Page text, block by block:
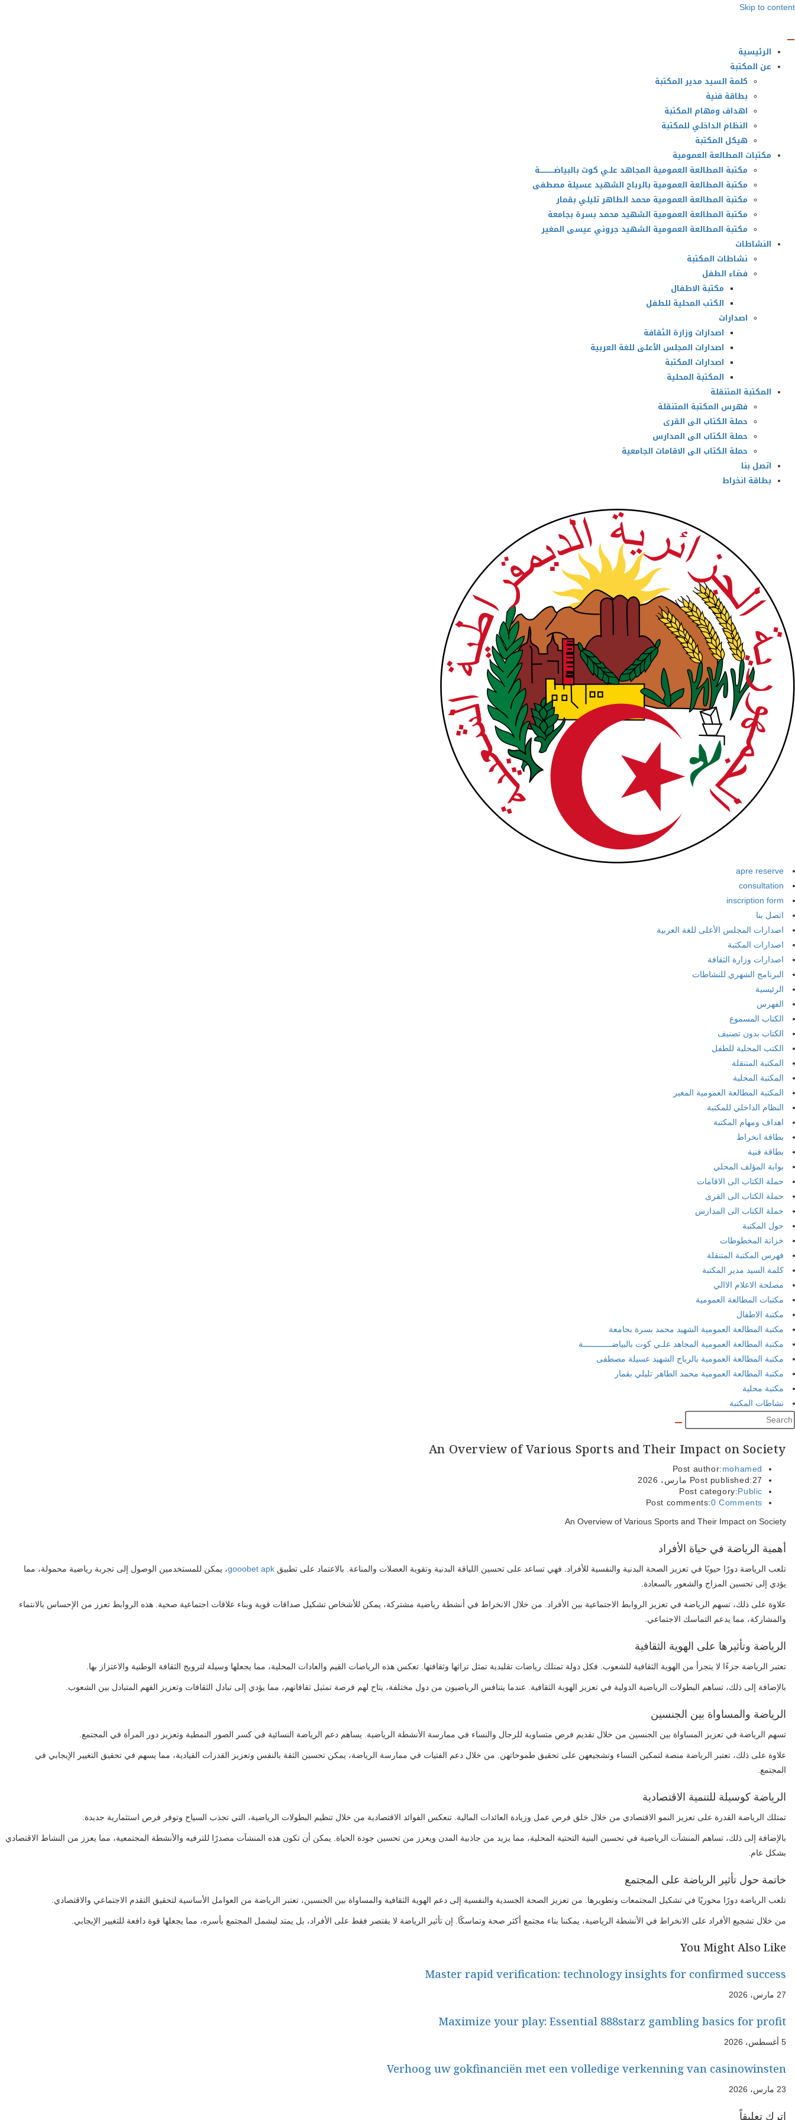
Skip to content
الرئيسية
عن المكتبة
كلمة السيد مدير المكتبة
بطاقة فنية
اهداف ومهام المكتبة
النظام الداخلي للمكتبة
هيكل المكتبة
مكتبات المطالعة العمومية
مكتبة المطالعة العمومية المجاهد علـي كوت بالبياضــــــــــــة
مكتبة المطالعة العمومية بالرباح الشهيد عسيلة مصطفى
مكتبة المطالعة العمومية محمد الطاهر تليلي بقمار
مكتبة المطالعة العمومية الشهيد محمد بسرة بجامعة
مكتبة المطالعة العمومية الشهيد جروني عيسى المغير
النشاطات
نشاطات المكتبة
فضاء الطفل
مكتبة الاطفال
الكتب المحلية للطفل
اصدارات
اصدارات وزارة الثقافة
اصدارات المجلس الأعلى للغة العربية
اصدارات المكتبة
المكتبة المحلية
المكتبة المتنقلة
فهرس المكتبة المتنقلة
حملة الكتاب الى القرى
حملة الكتاب الى المدارس
حملة الكتاب الى الاقامات الجامعية
اتصل بنا
بطاقة انخراط
apre reserve
consultation
inscription form
اتصل بنا
اصدارات المجلس الأعلى للغة العربية
اصدارات المكتبة
اصدارات وزارة الثقافة
البرنامج الشهري للنشاطات
الرئيسية
الفهرس
الكتاب المسموع
الكتاب بدون تصنيف
الكتب المحلية للطفل
المكتبة المتنقلة
المكتبة المحلية
المكتبة المطالعة العمومية المغير
النظام الداخلي للمكتبة
اهداف ومهام المكتبة
بطاقة انخراط
بطاقة فنية
بوابة المؤلف المحلي
حملة الكتاب الى الاقامات
حملة الكتاب الى القرى
حملة الكتاب الى المدارس
حول المكتبة
خزانة المخطوطات
فهرس المكتبة المتنقلة
كلمة السيد مدير المكتبة
مصلحة الاعلام الاالي
مكتبات المطالعة العمومية
مكتبة الاطفال
مكتبة المطالعة العمومية الشهيد محمد بسرة بجامعة
مكتبة المطالعة العمومية المجاهد علـي كوت بالبياضــــــــــــة
مكتبة المطالعة العمومية بالرباح الشهيد عسيلة مصطفى
مكتبة المطالعة العمومية محمد الطاهر تليلي بقمار
مكتبة محلية
نشاطات المكتبة
An Overview of Various Sports and Their Impact on Society
Post author:mohamed
Post published:27 مارس، 2026
Post category:Public
Post comments:0 Comments
An Overview of Various Sports and Their Impact on Society
أهمية الرياضة في حياة الأفراد
تلعب الرياضة دورًا حيويًا في تعزيز الصحة البدنية والنفسية للأفراد. فهي تساعد على تحسين اللياقة البدنية وتقوية العضلات والمناعة. بالاعتماد على تطبيق gooobet apk، يمكن للمستخدمين الوصول إلى تجربة رياضية محمولة، مما
يؤدي إلى تحسين المزاج والشعور بالسعادة.
علاوة على ذلك، تسهم الرياضة في تعزيز الروابط الاجتماعية بين الأفراد. من خلال الانخراط في أنشطة رياضية مشتركة، يمكن للأشخاص تشكيل صداقات قوية وبناء علاقات اجتماعية صحية. هذه الروابط تعزز من الإحساس بالانتماء
والمشاركة، مما يدعم التماسك الاجتماعي.
الرياضة وتأثيرها على الهوية الثقافية
تعتبر الرياضة جزءًا لا يتجزأ من الهوية الثقافية للشعوب. فكل دولة تمتلك رياضات تقليدية تمثل تراثها وثقافتها. تعكس هذه الرياضات القيم والعادات المحلية، مما يجعلها وسيلة لترويج الثقافة الوطنية والاعتزاز بها.
بالإضافة إلى ذلك، تساهم البطولات الرياضية الدولية في تعزيز الهوية الثقافية. عندما يتنافس الرياضيون من دول مختلفة، يتاح لهم فرصة تمثيل ثقافاتهم، مما يؤدي إلى تبادل الثقافات وتعزيز الفهم المتبادل بين الشعوب.
الرياضة والمساواة بين الجنسين
تسهم الرياضة في تعزيز المساواة بين الجنسين من خلال تقديم فرص متساوية للرجال والنساء في ممارسة الأنشطة الرياضية. يساهم دعم الرياضة النسائية في كسر الصور النمطية وتعزيز دور المرأة في المجتمع.
علاوة على ذلك، تعتبر الرياضة منصة لتمكين النساء وتشجيعهن على تحقيق طموحاتهن. من خلال دعم الفتيات في ممارسة الرياضة، يمكن تحسين الثقة بالنفس وتعزيز القدرات القيادية، مما يسهم في تحقيق التغيير الإيجابي في
المجتمع.
الرياضة كوسيلة للتنمية الاقتصادية
تمتلك الرياضة القدرة على تعزيز النمو الاقتصادي من خلال خلق فرص عمل وزيادة العائدات المالية. تنعكس الفوائد الاقتصادية من خلال تنظيم البطولات الرياضية، التي تجذب السياح وتوفر فرص استثمارية جديدة.
بالإضافة إلى ذلك، تساهم المنشآت الرياضية في تحسين البنية التحتية المحلية، مما يزيد من جاذبية المدن ويعزز من تحسين جودة الحياة. يمكن أن تكون هذه المنشآت مصدرًا للترفيه والأنشطة المجتمعية، مما يعزز من النشاط الاقتصادي
بشكل عام.
خاتمة حول تأثير الرياضة على المجتمع
تلعب الرياضة دورًا محوريًا في تشكيل المجتمعات وتطويرها. من تعزيز الصحة الجسدية والنفسية إلى دعم الهوية الثقافية والمساواة بين الجنسين، تعتبر الرياضة من العوامل الأساسية لتحقيق التقدم الاجتماعي والاقتصادي.
من خلال تشجيع الأفراد على الانخراط في الأنشطة الرياضية، يمكننا بناء مجتمع أكثر صحة وتماسكًا. إن تأثير الرياضة لا يقتصر فقط على الأفراد، بل يمتد ليشمل المجتمع بأسره، مما يجعلها قوة دافعة للتغيير الإيجابي.
You Might Also Like
Master rapid verification: technology insights for confirmed success
27 مارس، 2026
Maximize your play: Essential 888starz gambling basics for profit
5 أغسطس، 2026
Verhoog uw gokfinanciën met een volledige verkenning van casinowinsten
23 مارس، 2026
اترك تعليقاً